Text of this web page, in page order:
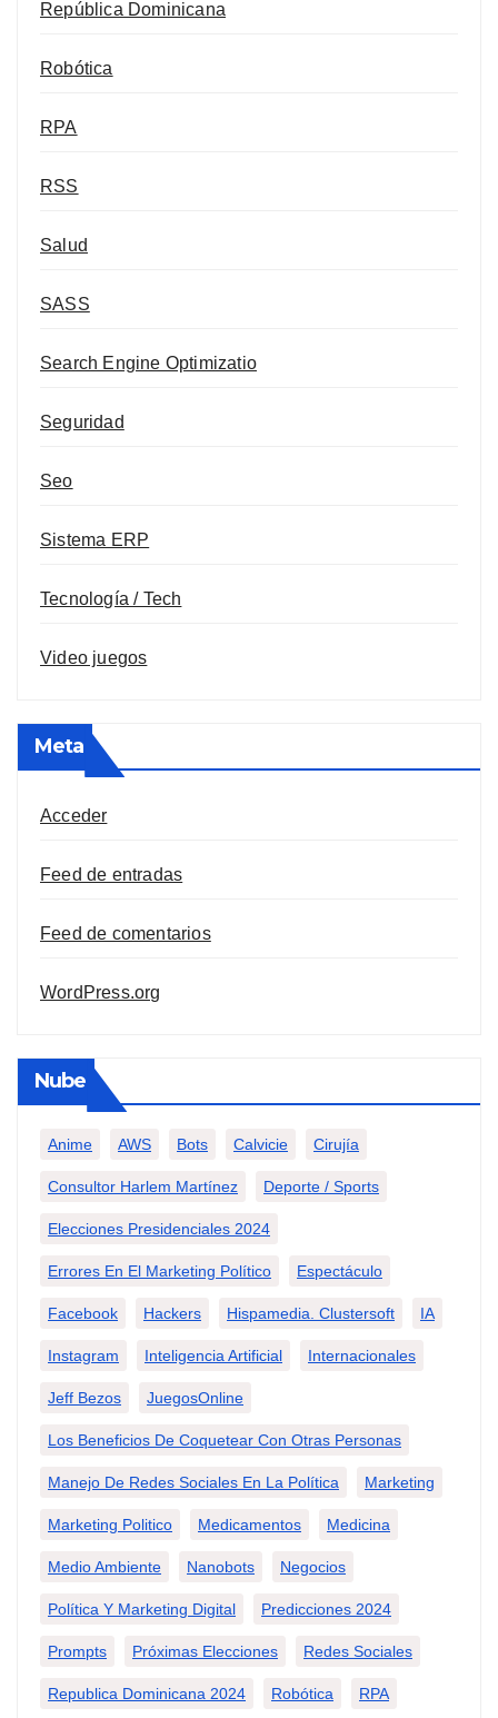
República Dominicana
Robótica
RPA
RSS
Salud
SASS
Search Engine Optimizatio
Seguridad
Seo
Sistema ERP
Tecnología / Tech
Video juegos
Meta
Acceder
Feed de entradas
Feed de comentarios
WordPress.org
Nube
Anime AWS Bots Calvicie Cirujía
Consultor Harlem Martínez Deporte / Sports
Elecciones Presidenciales 2024
Errores En El Marketing Político Espectáculo
Facebook Hackers Hispamedia. Clustersoft IA
Instagram Inteligencia Artificial Internacionales
Jeff Bezos JuegosOnline
Los Beneficios De Coquetear Con Otras Personas
Manejo De Redes Sociales En La Política Marketing
Marketing Politico Medicamentos Medicina
Medio Ambiente Nanobots Negocios
Política Y Marketing Digital Predicciones 2024
Prompts Próximas Elecciones Redes Sociales
Republica Dominicana 2024 Robótica RPA